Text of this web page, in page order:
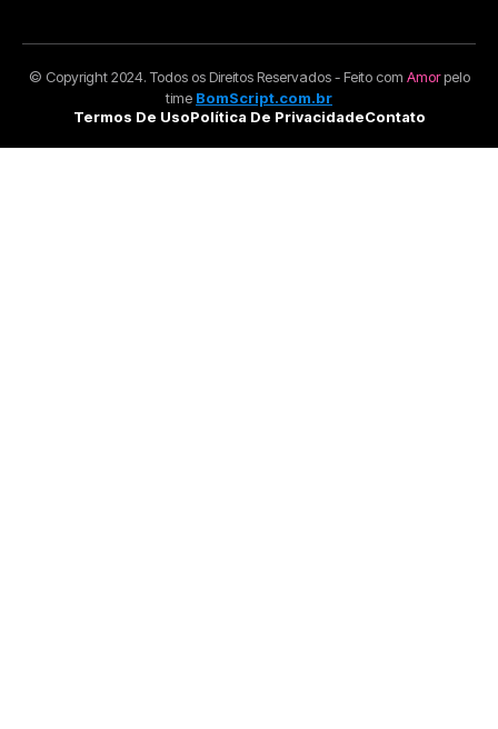
© Copyright 2024. Todos os Direitos Reservados - Feito com Amorpelo
time BomScript.com.br
Termos De UsoPolítica De PrivacidadeContato